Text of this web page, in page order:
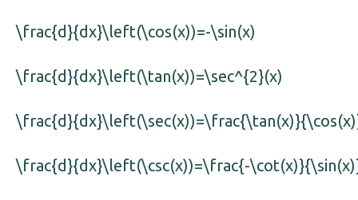
\frac{d}{dx}\left(\cos(x))=-\sin(x)
\frac{d}{dx}\left(\tan(x))=\sec^{2}(x)
\frac{d}{dx}\left(\csc(x))=\frac{-